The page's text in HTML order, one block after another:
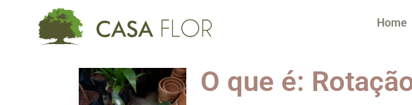
Home
O que é: